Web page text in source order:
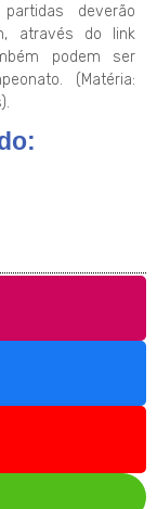
deverão
através do link
podem ser
(Matéria: